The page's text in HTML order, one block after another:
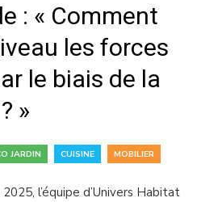
: « Comment
les forces
le biais de la
»
JARDIN CUISINE MOBILIER
l’équipe d’Univers Habitat